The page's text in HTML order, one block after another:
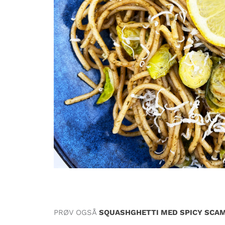
PRØV OGSÅ SQUASHGHETTI MED SPICY